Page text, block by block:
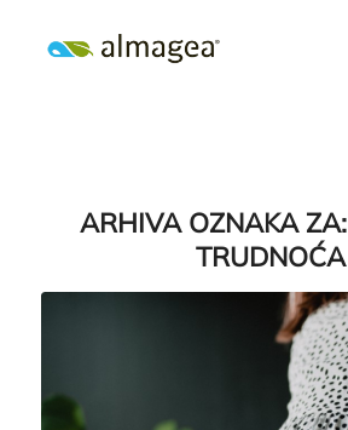
ARHIVA OZNAKA ZA:
TRUDNOĆA